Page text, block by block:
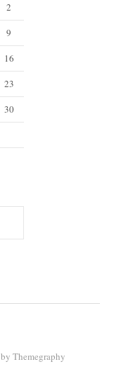
2
9
16
23
30
by Themegraphy